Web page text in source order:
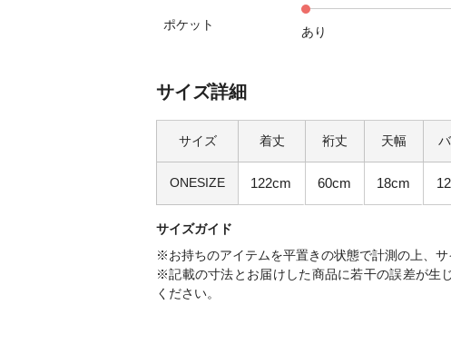
ポケット あり
サイズ詳細
サイズ 着丈 裄丈 天幅
ONESIZE 122cm 60cm 18cm
サイズガイド
※お持ちのアイテムを平置きの状態で計測の上、サ
※記載の寸法とお届けした商品に若干の誤差が生
ください。